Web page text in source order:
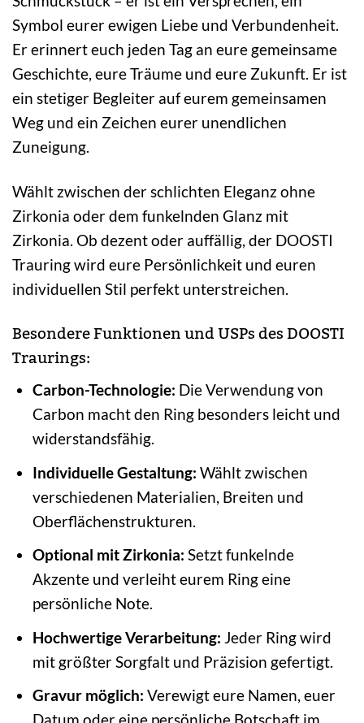
Symbol eurer ewigen Liebe und Verbundenheit.
Er erinnert euch jeden Tag an eure gemeinsame
Geschichte, eure Träume und eure Zukunft. Er ist
ein stetiger Begleiter auf eurem gemeinsamen
Weg und ein Zeichen eurer unendlichen
Zuneigung.
Wählt zwischen der schlichten Eleganz ohne
Zirkonia oder dem funkelnden Glanz mit
Zirkonia. Ob dezent oder auffällig, der DOOSTI
Trauring wird eure Persönlichkeit und euren
individuellen Stil perfekt unterstreichen.
Besondere Funktionen und USPs des DOOSTI
Traurings:
Carbon-Technologie: Die Verwendung von
Carbon macht den Ring besonders leicht und
widerstandsfähig.
Individuelle Gestaltung: Wählt zwischen
verschiedenen Materialien, Breiten und
Oberflächenstrukturen.
Optional mit Zirkonia: Setzt funkelnde
Akzente und verleiht eurem Ring eine
persönliche Note.
Hochwertige Verarbeitung: Jeder Ring wird
mit größter Sorgfalt und Präzision gefertigt.
Gravur möglich: Verewigt eure Namen, euer